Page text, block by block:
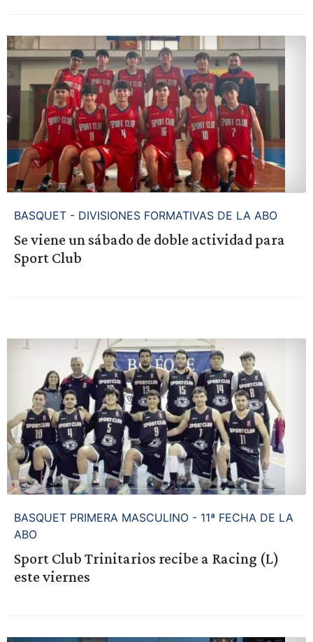
BASQUET - DIVISIONES FORMATIVAS DE LA ABO
Se viene un sábado de doble actividad para
Sport Club
BASQUET PRIMERA MASCULINO - 11ª FECHA DE LA
ABO
Sport Club Trinitarios recibe a Racing (L)
este viernes